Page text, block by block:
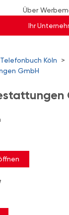
Über
Ihr
Telefonbuch Köln
>
GmbH